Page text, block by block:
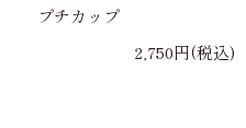
プチカップ
2,750円(税込)